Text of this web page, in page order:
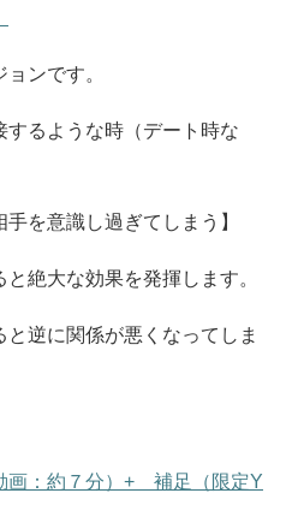
ンです。
るような時（デート時な
手を意識し過ぎてしまう】
絶大な効果を発揮します。
逆に関係が悪くなってしま
画：約７分）+ 補足（限定Y